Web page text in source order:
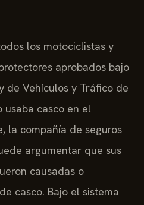
los motociclistas y
aprobados bajo
de Vehículos y Tráfico de
usaba casco en el
la compañía de seguros
argumentar que sus
causadas o
casco. Bajo el sistema